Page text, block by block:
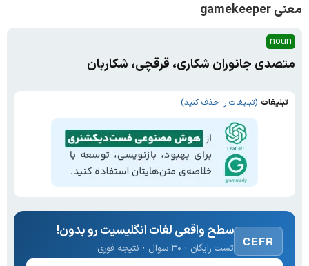
معنی gamekeeper
noun
متصدی جانوران شکاری، قرقچی، شکاربان
تبلیغات (تبلیغات را حذف کنید)
CEFR
سطح واقعی لغات انگلیسیت رو بدون!
تست رایگان · ۳۰ سوال · نتیجه فوری